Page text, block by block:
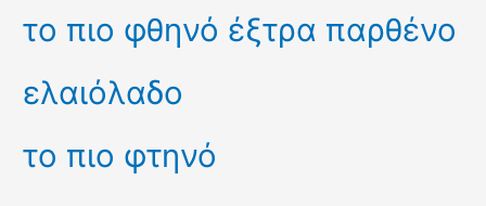
το πιο φθηνό έξτρα παρθένο
ελαιόλαδο
το πιο φτηνό